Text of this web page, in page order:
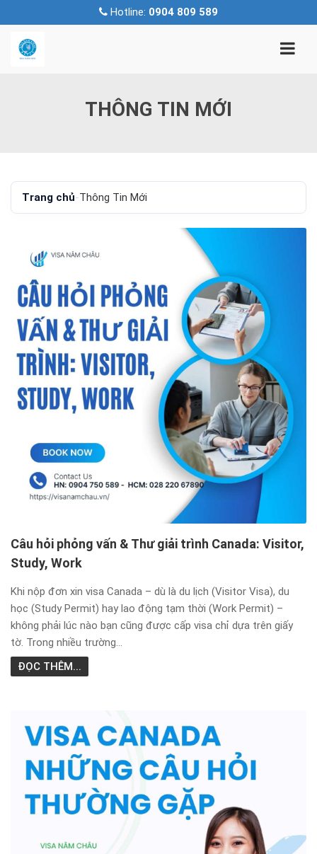
Hotline: 0904 809 589
THÔNG TIN MỚI
Trang chủ-Thông Tin Mới
Câu hỏi phỏng vấn & Thư giải trình Canada: Visitor,
Study, Work
Khi nộp đơn xin visa Canada – dù là du lịch (Visitor Visa), du
học (Study Permit) hay lao động tạm thời (Work Permit) –
không phải lúc nào bạn cũng được cấp visa chỉ dựa trên giấy
tờ. Trong nhiều trường...
ĐỌC THÊM...